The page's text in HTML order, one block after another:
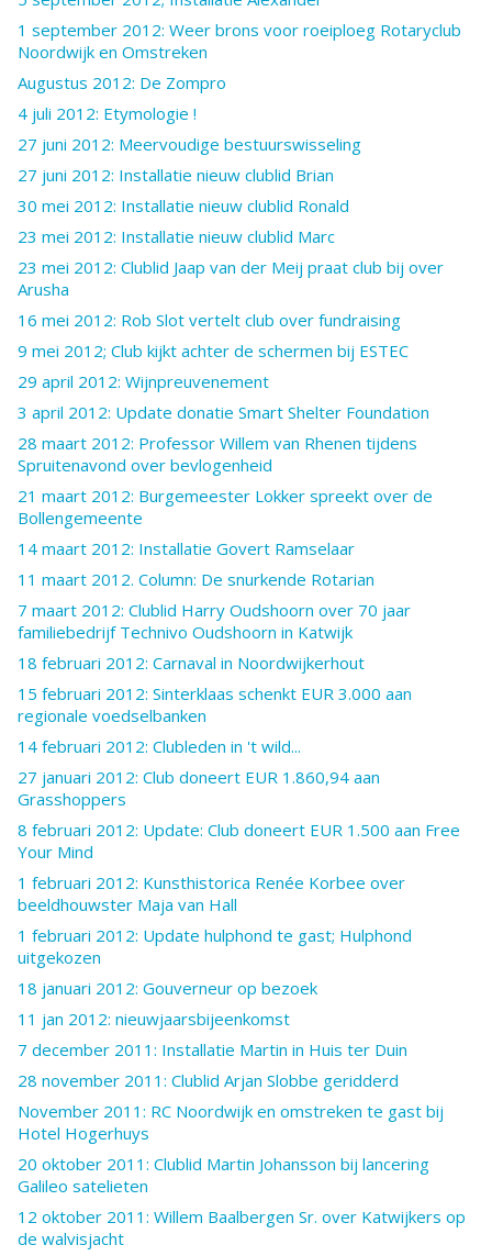
1 september 2012: Weer brons voor roeiploeg Rotaryclub
Noordwijk en Omstreken
Augustus 2012: De Zompro
4 juli 2012: Etymologie !
27 juni 2012: Meervoudige bestuurswisseling
27 juni 2012: Installatie nieuw clublid Brian
30 mei 2012: Installatie nieuw clublid Ronald
23 mei 2012: Installatie nieuw clublid Marc
23 mei 2012: Clublid Jaap van der Meij praat club bij over
Arusha
16 mei 2012: Rob Slot vertelt club over fundraising
9 mei 2012; Club kijkt achter de schermen bij ESTEC
29 april 2012: Wijnpreuvenement
3 april 2012: Update donatie Smart Shelter Foundation
28 maart 2012: Professor Willem van Rhenen tijdens
Spruitenavond over bevlogenheid
21 maart 2012: Burgemeester Lokker spreekt over de
Bollengemeente
14 maart 2012: Installatie Govert Ramselaar
11 maart 2012. Column: De snurkende Rotarian
7 maart 2012: Clublid Harry Oudshoorn over 70 jaar
familiebedrijf Technivo Oudshoorn in Katwijk
18 februari 2012: Carnaval in Noordwijkerhout
15 februari 2012: Sinterklaas schenkt EUR 3.000 aan
regionale voedselbanken
14 februari 2012: Clubleden in 't wild...
27 januari 2012: Club doneert EUR 1.860,94 aan
Grasshoppers
8 februari 2012: Update: Club doneert EUR 1.500 aan Free
Your Mind
1 februari 2012: Kunsthistorica Renée Korbee over
beeldhouwster Maja van Hall
1 februari 2012: Update hulphond te gast; Hulphond
uitgekozen
18 januari 2012: Gouverneur op bezoek
11 jan 2012: nieuwjaarsbijeenkomst
7 december 2011: Installatie Martin in Huis ter Duin
28 november 2011: Clublid Arjan Slobbe geridderd
November 2011: RC Noordwijk en omstreken te gast bij
Hotel Hogerhuys
20 oktober 2011: Clublid Martin Johansson bij lancering
Galileo satelieten
12 oktober 2011: Willem Baalbergen Sr. over Katwijkers op
de walvisjacht